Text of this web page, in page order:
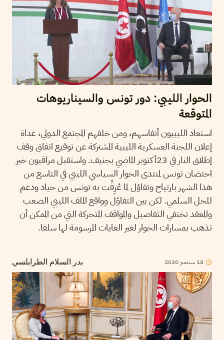
الحوار الليبي: دور تونس والسيناريوهات
المتوقعة
استعاد الليبيون أنفاسهم، ومن خلفهم المجتمع الدولي، غداة
إعلان اللجنة العسكرية الليبية المشتركة عن توقيع اتفاق وقف
إطلاق النار في 23أكتوبر الماضي بجنيف. واستقبل مراقبون خبر
احتضان تونس لمنتدى الحوار السياسي الليبي في التاسع من
هذا الشهر بارتياح وتفاؤل لما عُرِفًت به تونس من حياد ودعم
للحل السلمي. لكن بين التفاؤل وواقع الملف الليبي الصعب
والمعقد تختفي التفاصيل والمواقف المتحركة التي من الممكن أن
تذهب بمسارات الحوار لغير الغايات المرسومة لها سلفا.
بدر السلام الطرابلسي 18 سبتمبر 2020